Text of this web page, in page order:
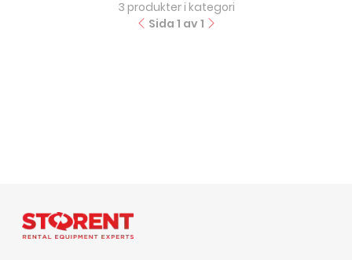
3 produkter i kategori
Sida 1 av 1